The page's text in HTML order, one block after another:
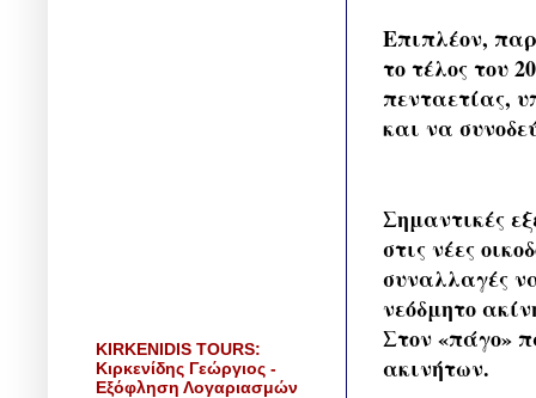
Επιπλέον,
το τέλος του
πενταετίας,
και να
Σημαντικές
στις νέες
συναλλαγές
νεόδμητο
Στον «πάγο»
ακινήτων.
KIRKENIDIS TOURS:
Κιρκενίδης Γεώργιος -
Εξόφληση Λογαριασμών